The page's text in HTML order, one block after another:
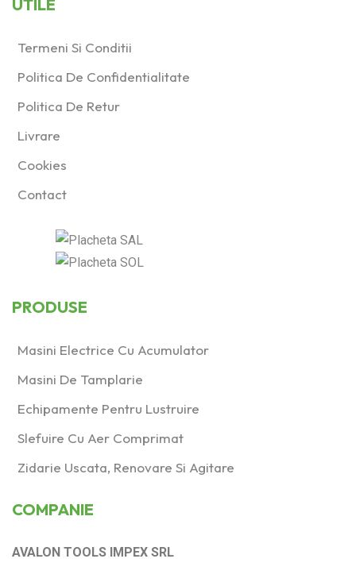
UTILE
Termeni Si Conditii
Politica De Confidentialitate
Politica De Retur
Livrare
Cookies
Contact
PRODUSE
Masini Electrice Cu Acumulator
Masini De Tamplarie
Echipamente Pentru Lustruire
Slefuire Cu Aer Comprimat
Zidarie Uscata, Renovare Si Agitare
COMPANIE
AVALON TOOLS IMPEX SRL